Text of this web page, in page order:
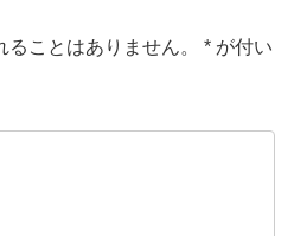
ことはありません。 * が付い